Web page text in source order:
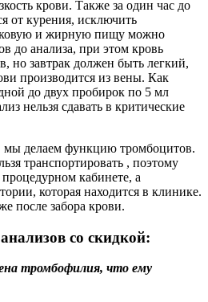
крови. Также за один час до
от курения, исключить
и жирную пищу можно
до анализа, при этом кровь
но завтрак должен быть легкий,
производится из вены. Как
до двух пробирок по 5 мл
нельзя сдавать в критические
мы делаем функцию тромбоцитов.
транспортировать , поэтому
кабинете, а
которая находится в клинике.
после забора крови.
со скидкой:
тромбофилия, что ему